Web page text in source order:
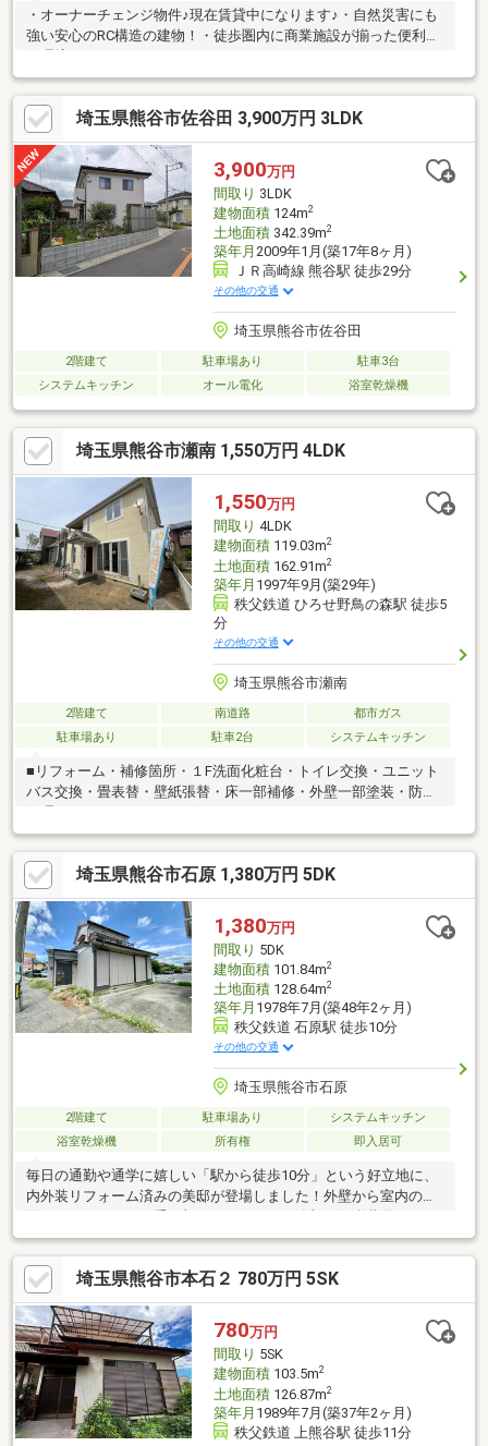
・オーナーチェンジ物件♪現在賃貸中になります♪・自然災害にも
強い安心のRC構造の建物！・徒歩圏内に商業施設が揃った便利な
埼玉県熊谷市佐谷田 3,900万円 3LDK
3,900万円
間取り 3LDK
建物面積124m2
土地面積342.39m2
築年月 2009年1月(築17年8ヶ月)
ＪＲ高崎線 熊谷駅 徒歩29分
その他の交通
埼玉県熊谷市佐谷田
2階建て 駐車場あり
駐車3台
システムキッチン
オール電化 浴室乾燥機
埼玉県熊谷市瀬南 1,550万円 4LDK
1,550万円
間取り 4LDK
建物面積119.03m2
土地面積162.91m2
築年月 1997年9月(築29年)
秩父鉄道 ひろせ野鳥の森駅 徒歩5
分
その他の交通
埼玉県熊谷市瀬南
2階建て 南道路
都市ガス
駐車場あり
駐車2台 システムキッチン
■リフォーム・補修箇所・１F洗面化粧台・トイレ交換・ユニット
バス交換・畳表替・壁紙張替・床一部補修・外壁一部塗装・防蟻
埼玉県熊谷市石原 1,380万円 5DK
1,380万円
間取り 5DK
建物面積101.84m2
土地面積128.64m2
築年月 1978年7月(築48年2ヶ月)
秩父鉄道 石原駅 徒歩10分
その他の交通
埼玉県熊谷市石原
2階建て 駐車場あり
システムキッチン
浴室乾燥機
所有権 即入居可
毎日の通勤や通学に嬉しい「駅から徒歩10分」という好立地に、
内外装リフォーム済みの美邸が登場しました！外壁から室内の水
すぐにお住まいいただけます。部屋数が5DKと大変豊富なので、
お子様それぞれの個室や趣味の部屋、在宅ワーク用の書斎など、
ご家族のライフスタイルに合わせた自由な使い方が可能です。
埼玉県熊谷市本石２ 780万円 5SK
780万円
間取り 5SK
建物面積103.5m2
土地面積126.87m2
築年月 1989年7月(築37年2ヶ月)
秩父鉄道 上熊谷駅 徒歩11分